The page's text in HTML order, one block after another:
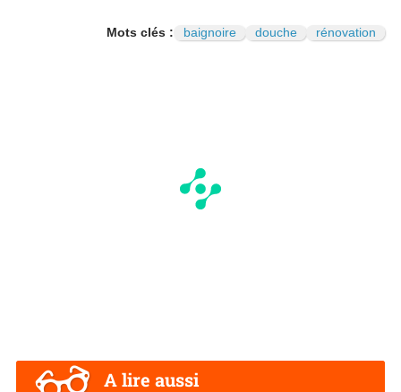
Mots clés : baignoire douche rénovation
A lire aussi